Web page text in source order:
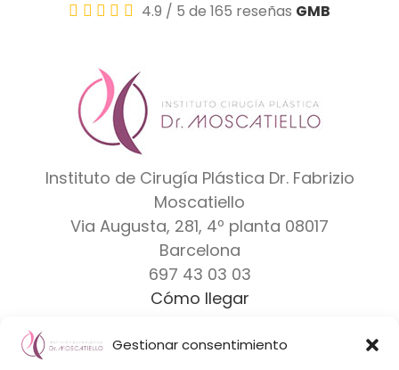
Gestionar consentimiento
4.9 / 5 de 165 reseñas GMB
Instituto de Cirugía Plástica Dr. Fabrizio
Moscatiello
Via Augusta, 281, 4º planta 08017
Barcelona
697 43 03 03
Cómo llegar